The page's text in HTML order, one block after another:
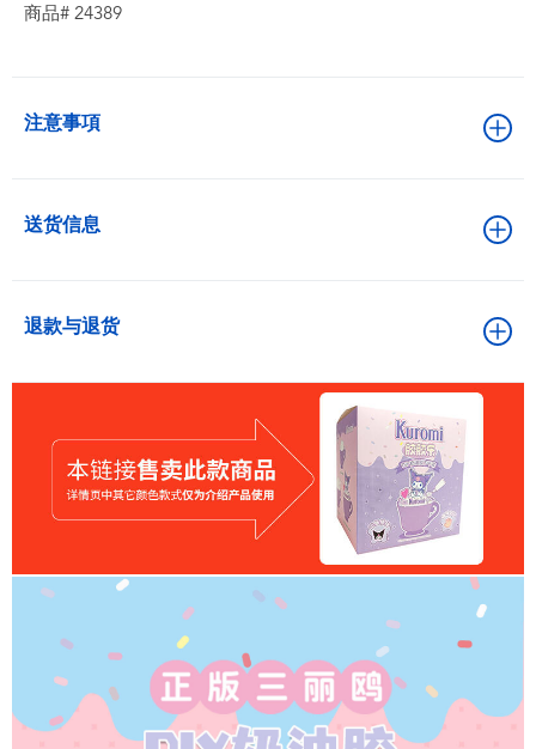
玩具清货
商品# 24389
注意事項
送货信息
退款与退货